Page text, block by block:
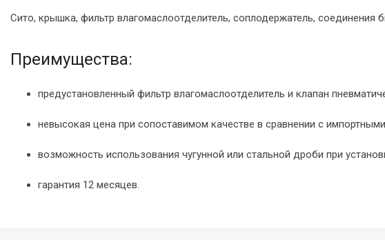
Сито, крышка, фильтр влагомаслоотделитель, соплодержатель, соединения
Преимущества:
предустановленный фильтр влагомаслоотделитель и клапан
невысокая цена при сопоставимом качестве в сравнении с
возможность использования чугунной или стальной дроби при
гарантия 12 месяцев.